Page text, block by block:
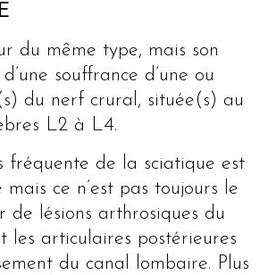
du même type, mais son
souffrance d’une ou
du nerf crural, située(s) au
L2 à L4.
fréquente de la sciatique est
ce n’est pas toujours le
de lésions arthrosiques du
les articulaires postérieures
du canal lombaire. Plus